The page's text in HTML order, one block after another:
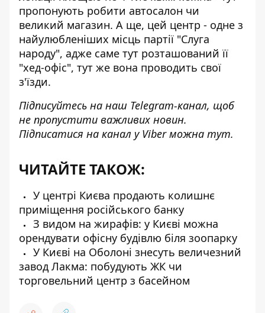
пропонують робити автосалон чи
великий магазин. А ще, цей центр - одне з
найулюбленіших місць партії "Слуга
народу", адже саме тут розташований її
"хед-офіс", тут же вона проводить свої
з'їзди.
Підписуйтесь на наш Telegram-канал, щоб
не пропустити важливих новин.
Підписатися на канал у Viber можна тут.
ЧИТАЙТЕ ТАКОЖ:
У центрі Києва продають колишнє
приміщення російського банку
З видом на жирафів: у Києві можна
орендувати офісну будівлю біля зоопарку
У Києві на Оболоні знесуть величезний
завод Лакма: побудують ЖК чи
торговельний центр з басейном